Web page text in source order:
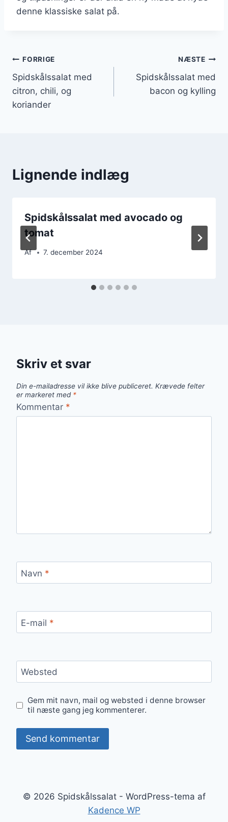
denne klassiske salat på.
Indlægsnavigation
FORRIGE
Spidskålssalat med
citron, chili, og
koriander
NÆSTE
Spidskålssalat med
bacon og kylling
Lignende indlæg
Spidskålssalat med avocado og
tomat
Af 7. december 2024
Skriv et svar
Din e-mailadresse vil ikke blive publiceret. Krævede felter
er markeret med *
Kommentar *
Navn *
E-mail *
Websted
Gem mit navn, mail og websted i denne browser
til næste gang jeg kommenterer.
© 2026 Spidskålssalat - WordPress-tema af
Kadence WP